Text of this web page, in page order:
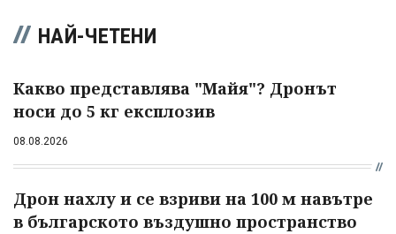
НАЙ-ЧЕТЕНИ
Какво представлява "Майя"? Дронът
носи до 5 кг експлозив
08.08.2026
Дрон нахлу и се взриви на 100 м навътре
в българското въздушно пространство